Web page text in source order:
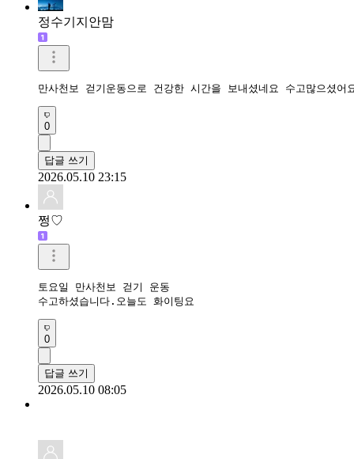
정수기지안맘
만사천보 걷기운동으로 건강한 시간을 보내셨네요 수고많으셨
0
답글 쓰기
2026.05.10 23:15
쩡♡
토요일 만사천보 걷기 운동
수고하셨습니다.오늘도 화이팅요
0
답글 쓰기
2026.05.10 08:05